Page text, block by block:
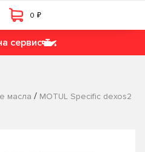
0 ₽
сервис
масла / MOTUL Specific dexos2